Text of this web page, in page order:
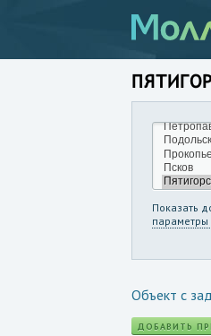
Показать
параметры
Объект с
ДОБАВИТЬ